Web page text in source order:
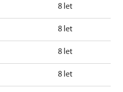
8 let
8 let
8 let
8 let